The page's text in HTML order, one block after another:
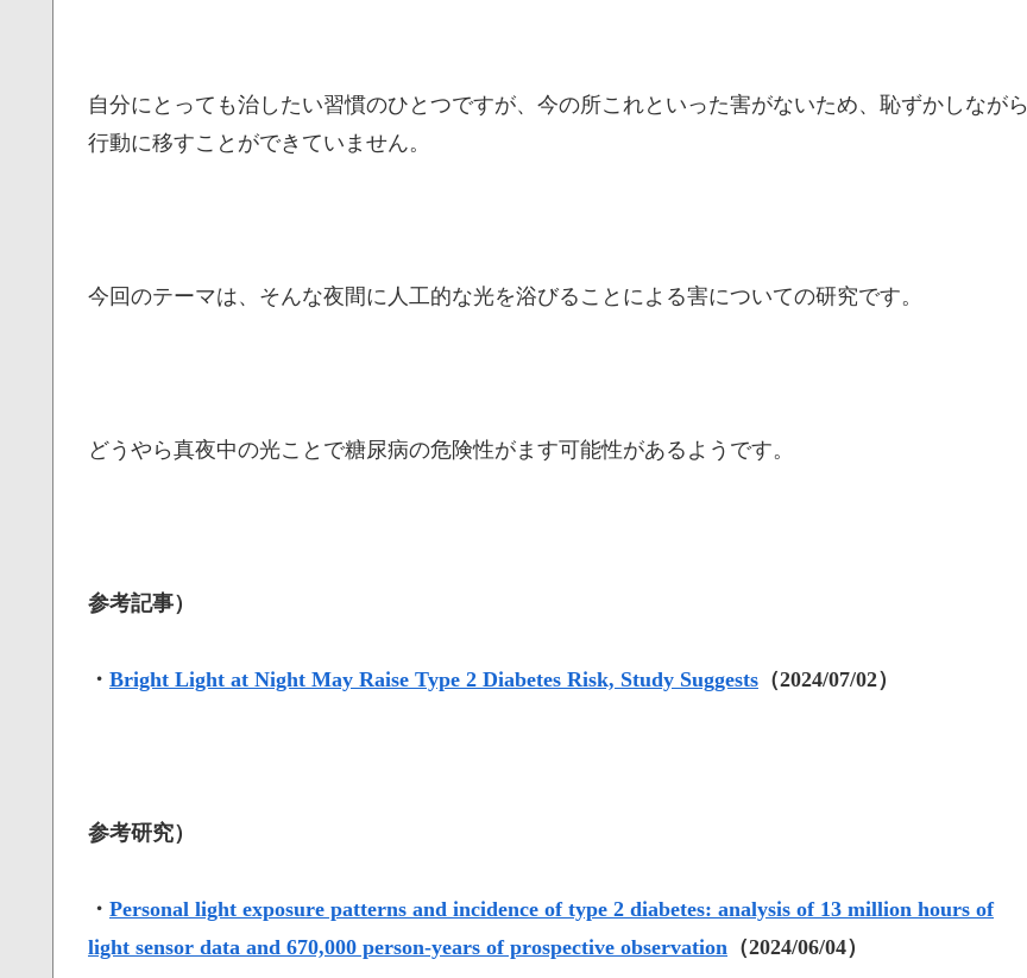
自分にとっても治したい習慣のひとつですが、今の所これといった害がないため、恥ずかしながら
行動に移すことができていません。
今回のテーマは、そんな夜間に人工的な光を浴びることによる害についての研究です。
どうやら真夜中の光ことで糖尿病の危険性がます可能性があるようです。
参考記事）
・ Bright Light at Night May Raise Type 2 Diabetes Risk, Study Suggests （2024/07/02）
参考研究）
・ Personal light exposure patterns and incidence of type 2 diabetes: analysis of 13 million hours of
light sensor data and 670,000 person-years of prospective observation （2024/06/04）